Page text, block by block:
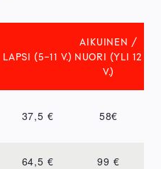
LAPSI (5-11 V.)
AIKUINEN /
NUORI (YLI 12
V.)
37,5 € 58€
64,5 € 99 €